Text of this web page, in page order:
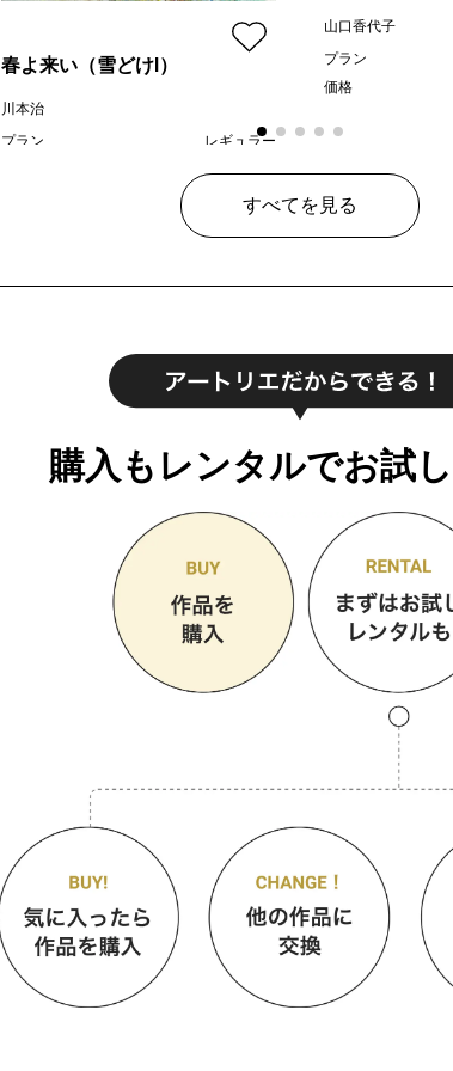
春よ来い（雪どけⅠ）
川本治
プラン
レギュラー
¥ 80,000
山口香代子
プラン
価格
すべてを見る
購入もレンタルでお試